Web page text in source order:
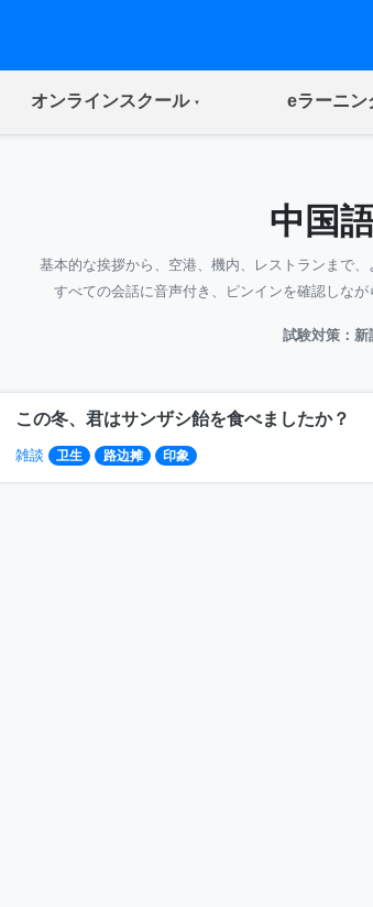
オンラインスクール(current) eラーニン
中国
基本的な挨拶から、空港、機内、レストランまで
すべての会話に音声付き、ピンインを確認しな
試験対策：新
この冬、君はサンザシ飴を食べましたか？
雑談 卫生 路边摊 印象